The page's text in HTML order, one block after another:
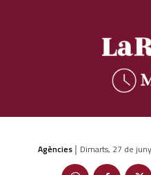
Agències | Dimarts, 27 de